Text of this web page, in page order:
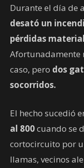
Durante el día de
desató un
pérdidas
Afortunadamente
caso, pero dos
socorridos.
El hecho sucedió
al 800cuando se
cortocircuito por
llamas, vecinos